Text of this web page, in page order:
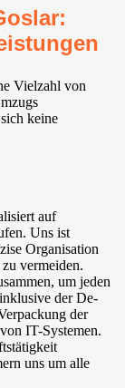
Vielzahl von
keine
auf
Uns ist
Organisation
vermeiden.
um jeden
der De-
der
IT-Systemen.
uns um alle